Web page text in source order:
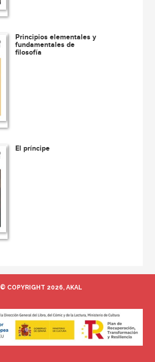
Principios elementales y
fundamentales de
filosofía
El príncipe
© COPYRIGHT 2026, AKAL